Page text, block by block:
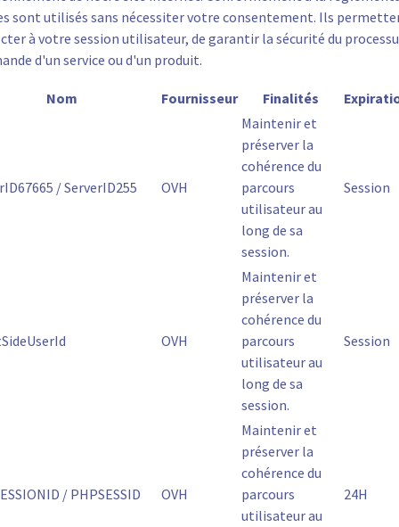
sont utilisés sans nécessiter votre consentement. Ils
à votre session utilisateur, de garantir la sécurité du
d'un service ou d'un produit.
Nom Fournisseur Finalités
/ ServerID255 OVH
Maintenir et
préserver la
cohérence du
parcours
utilisateur au
long de sa
session.
Session
OVH
Maintenir et
préserver la
cohérence du
parcours
utilisateur au
long de sa
session.
Session
/ PHPSESSID OVH
Maintenir et
préserver la
cohérence du
parcours
utilisateur au
24H